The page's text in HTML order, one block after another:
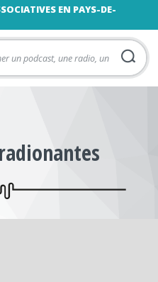
EN PAYS-DE-